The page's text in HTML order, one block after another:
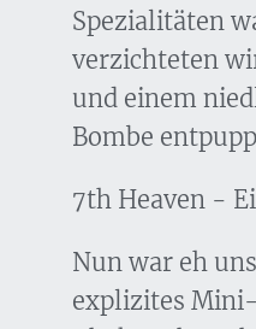
Spezialitäten
verzichteten
und einem
Bombe
7th Heaven -
Nun war eh
explizites